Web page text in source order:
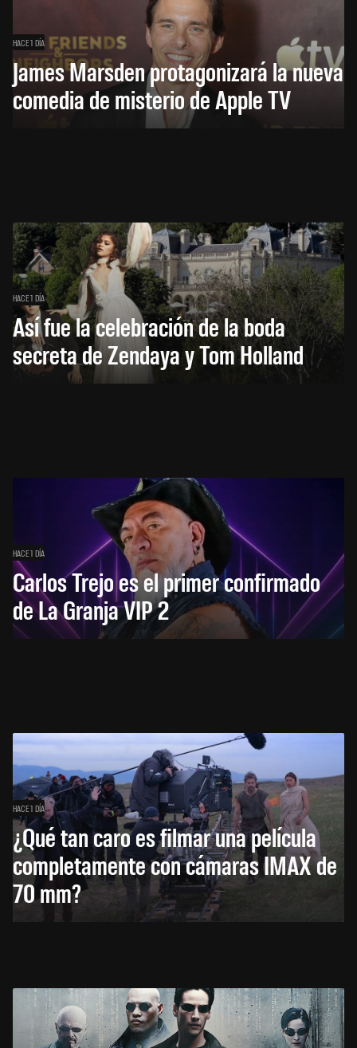
HACE 1 DÍA
James Marsden protagonizará la nueva
comedia de misterio de Apple TV
HACE 1 DÍA
Así fue la celebración de la boda
secreta de Zendaya y Tom Holland
HACE 1 DÍA
Carlos Trejo es el primer confirmado
de La Granja VIP 2
HACE 1 DÍA
¿Qué tan caro es filmar una película
completamente con cámaras IMAX de
70 mm?